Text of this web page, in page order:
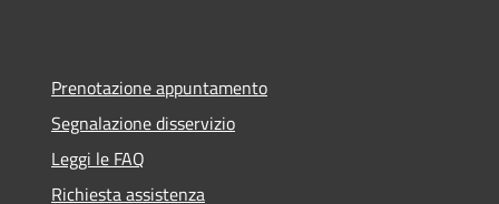
Prenotazione appuntamento
Segnalazione disservizio
Leggi le FAQ
Richiesta assistenza